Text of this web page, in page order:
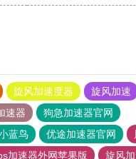
旋风加速度器
旋风加速
速器
狗急加速器官网
蓝鸟 优途加速器官网
加速器外网苹果版
旋风